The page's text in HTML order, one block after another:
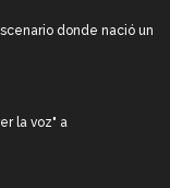
donde nació un
la voz" a